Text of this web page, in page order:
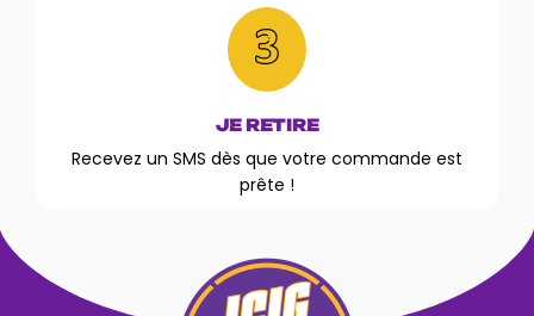
JE RETIRE
Recevez un SMS dès que votre commande est
prête !